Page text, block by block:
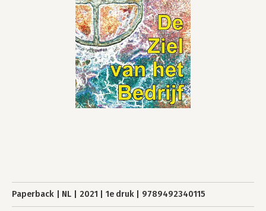
Paperback NL 2021 1e druk 9789492340115